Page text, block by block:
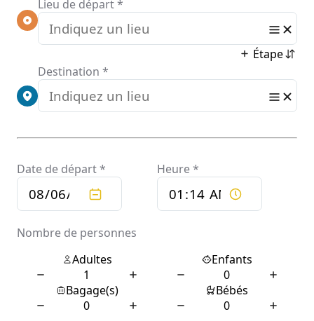
Administre
R Cookies I
Chrome
Android